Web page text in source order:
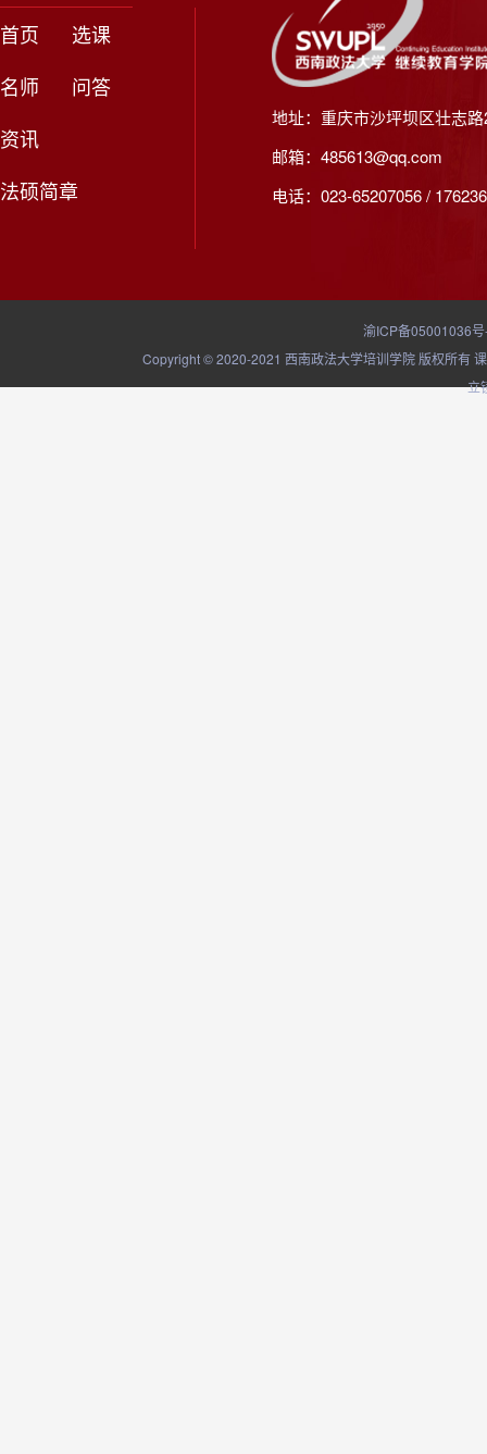
首页
选课
名师
问答
资讯
法硕简章
地址：重庆市沙坪坝区壮志
邮箱：485613@qq.com
电话：023-65207056 /
渝ICP备05001036
Copyright © 2020-2021 西南政法大学培训学院 版权所有
立